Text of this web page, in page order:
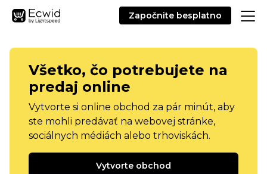
Započnite besplatno
Všetko, čo potrebujete na
predaj online
Vytvorte si online obchod za pár minút, aby
ste mohli predávať na webovej stránke,
sociálnych médiách alebo trhoviskách.
Vytvorte obchod